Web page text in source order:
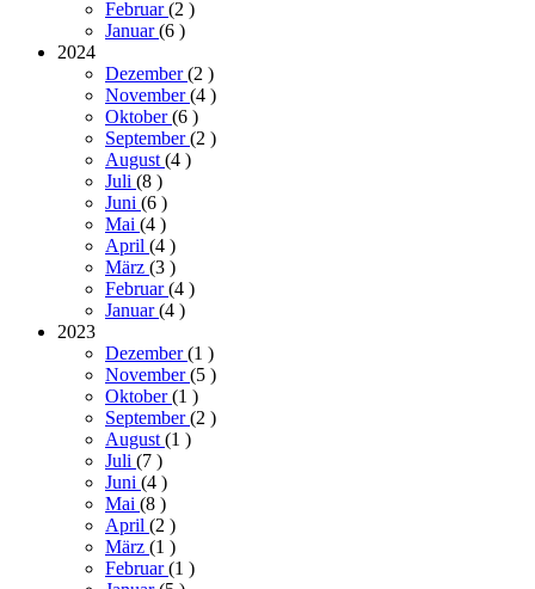
Februar(2 )
Januar(6 )
2024
Dezember(2 )
November(4 )
Oktober(6 )
September(2 )
August (4 )
Juli (8 )
Juni (6 )
Mai (4 )
April (4 )
März (3 )
Februar(4 )
Januar(4 )
2023
Dezember(1 )
November(5 )
Oktober(1 )
September(2 )
August (1 )
Juli (7 )
Juni (4 )
Mai (8 )
April (2 )
März (1 )
Februar(1 )